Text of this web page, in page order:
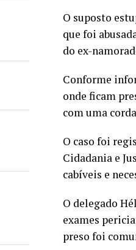
O suposto
que foi
do ex-
Conforme
onde ficam
com uma
O caso foi
Cidadania e
cabíveis e
O delegado
exames
preso foi